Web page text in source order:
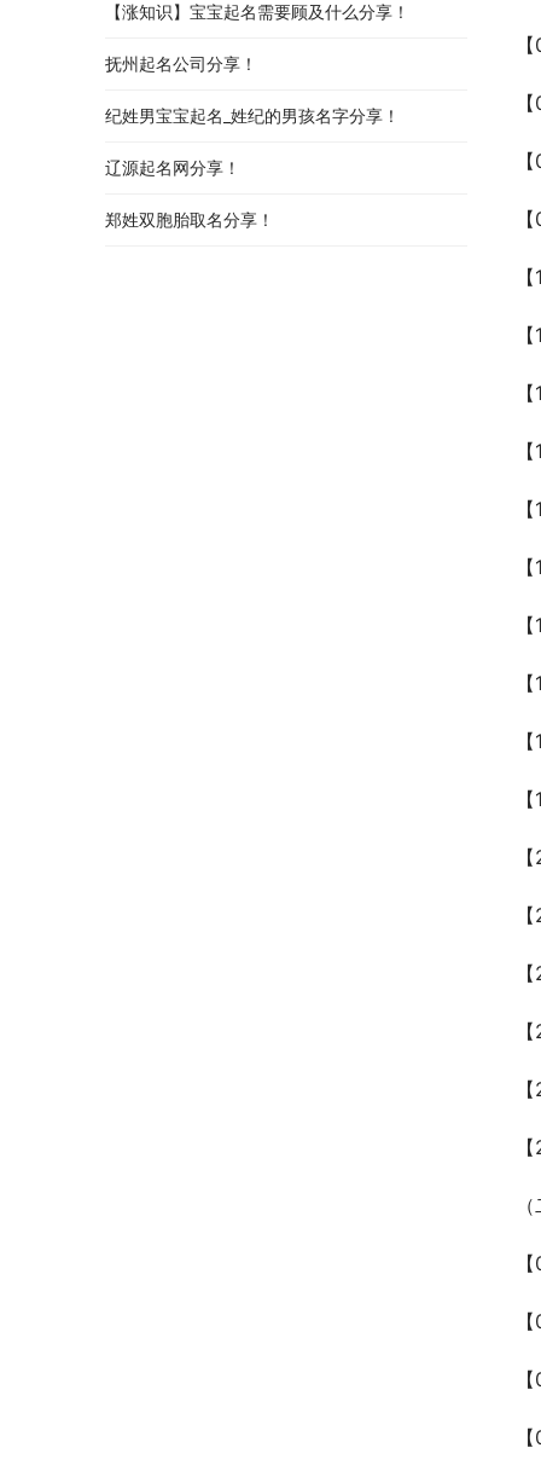
【涨知识】宝宝起名需要顾及什么分享！
抚州起名公司分享！
纪姓男宝宝起名_姓纪的男孩名字分享！
辽源起名网分享！
郑姓双胞胎取名分享！